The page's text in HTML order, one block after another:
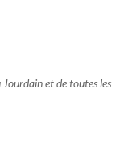
Jourdain et de toutes les